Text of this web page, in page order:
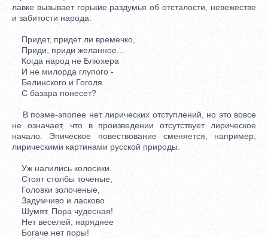
лавке вызывает горькие раздумья об отсталости, невежестве
и забитости народа:
Придет, придет ли времечко,
Приди, приди желанное...
Когда народ не Блюхера
И не милорда глупого -
Белинского и Гоголя
С базара понесет?
В поэме-эпопее нет лирических отступлений, но это вовсе
не означает, что в произведении отсутствует лирическое
начало. Эпическое повествование сменяется, например,
лирическими картинами русской природы.
Уж налились колосики.
Стоят столбы точеные,
Головки золоченые,
Задумчиво и ласково
Шумят. Пора чудесная!
Нет веселей, наряднее
Богаче нет поры!